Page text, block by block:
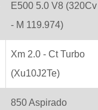
E500 5.0 V8 (320Cv
- M 119.974)
Xm 2.0 - Ct Turbo
(Xu10J2Te)
850 Aspirado